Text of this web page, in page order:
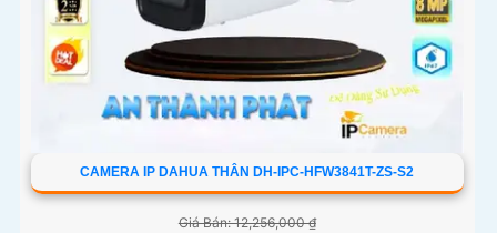
CAMERA IP DAHUA THÂN DH-IPC-HFW3841T-ZS-S2
Giá Bán: 12,256,000 ₫